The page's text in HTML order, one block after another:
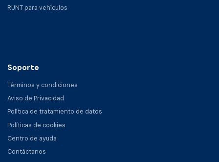
RUNT para vehículos
Soporte
Términos y condiciones
Aviso de Privacidad
Política de tratamiento de datos
Políticas de cookies
Centro de ayuda
Contáctanos